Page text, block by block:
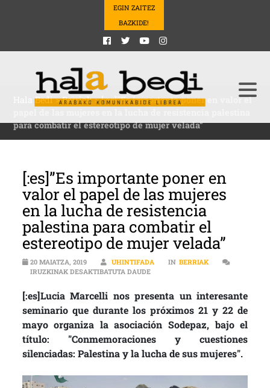
EGIN ZAITEZ
BAZKIDE!
Hala Bedi>Berriak>[:es]”Es importante poner en valor el
para combatir el estereotipo de mujer velada”
[:es]”Es importante poner en
valor el papel de las mujeres
en la lucha de resistencia
palestina para combatir el
estereotipo de mujer velada”
20 MAIATZA, 2019 UHINTIFADA IN BERRIAK
IRUZKINAK DESAKTIBATUTA DAUDE[:ES]”ES IMPORTANTE PONER EN
[:es]Lucia Marcelli nos presenta un interesante
seminario que durante los próximos 21 y 22 de
mayo organiza la asociación Sodepaz, bajo el
título: "Conmemoraciones y cuestiones
silenciadas: Palestina y la lucha de sus mujeres".